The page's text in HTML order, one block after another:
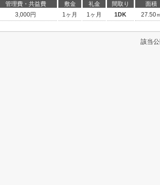
管理費・共益費 敷金 礼金 間取り 面積
3,000円 1ヶ月 1ヶ月 1DK 27.50
該当